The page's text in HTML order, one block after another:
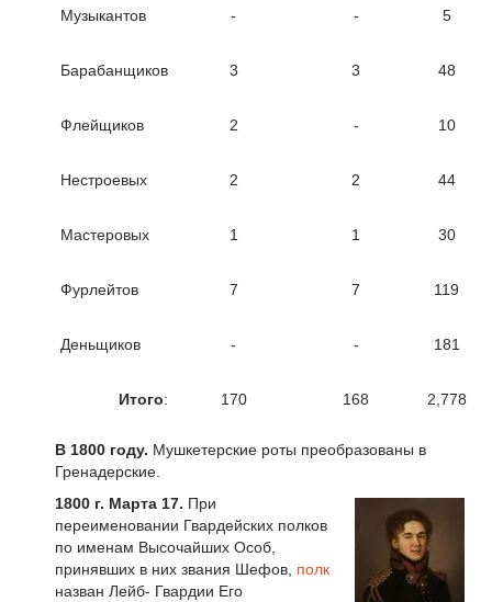
Музыкантов - - 5
Барабанщиков 3 3 48
Флейщиков 2 - 10
Нестроевых 2 2 44
Мастеровых 1 1 30
Фурлейтов 7 7 119
Деньщиков - - 181
Итого: 170 168 2,778
В 1800 году. Мушкетерские роты преобразованы в
Гренадерские.
1800 г. Марта 17. При
переименовании Гвардейских полков
по именам Высочайших Особ,
принявших в них звания Шефов, полк
назван Лейб- Гвардии Его